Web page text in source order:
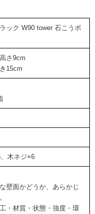
ック W90 tower 石こうボ
さ9cm
15cm
木ネジ×6
壁面かどうか、あらかじ
・材質・状態・強度・環